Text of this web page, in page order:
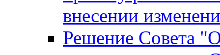
внесении
Решение Совета